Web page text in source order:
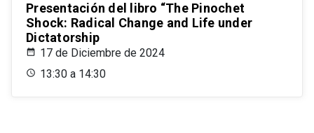
Presentación del libro “The Pinochet
Shock: Radical Change and Life under
Dictatorship
17 de Diciembre de 2024
13:30 a 14:30